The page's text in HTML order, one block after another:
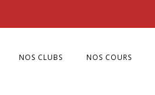
NOS CLUBS NOS COURS